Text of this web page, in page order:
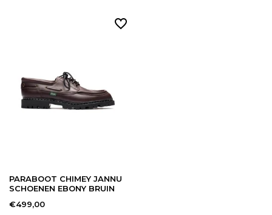
PARABOOT CHIMEY JANNU
SCHOENEN EBONY BRUIN
€499,00